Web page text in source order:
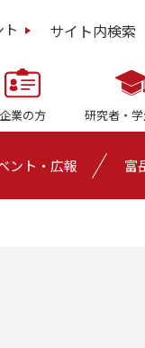
企業の方 研究者・
ント・広報 富
サイト内検索